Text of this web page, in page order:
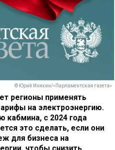
© Юрий Инякин/«Парламентская газета»
регионы применять
на электроэнергию.
кабмина, с 2024 года
это сделать, если они
для бизнеса на
чтобы снизить